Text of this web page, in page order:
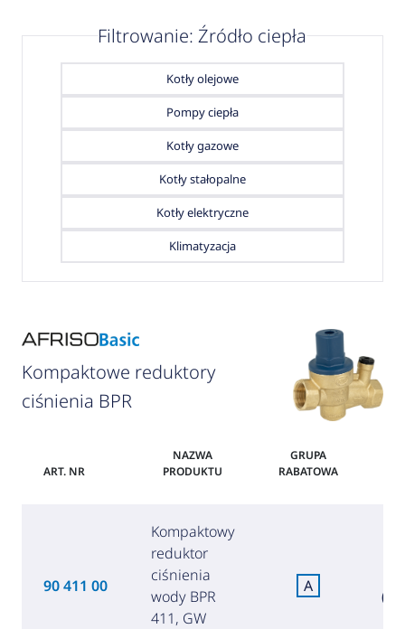
Filtrowanie: Źródło ciepła
Kotły olejowe
Pompy ciepła
Kotły gazowe
Kotły stałopalne
Kotły elektryczne
Klimatyzacja
Kompaktowe reduktory
ciśnienia BPR
ART. NR
NAZWA
PRODUKTU
GRUPA
RABATOWA
90 411 00
Kompaktowy
reduktor
ciśnienia
wody BPR
411, GW
A